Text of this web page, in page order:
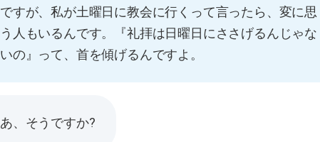
ですが、私が土曜日に教会に行くって言ったら、変に思
う人もいるんです。『礼拝は日曜日にささげるんじゃな
いの』って、首を傾げるんですよ。
あ、そうですか?